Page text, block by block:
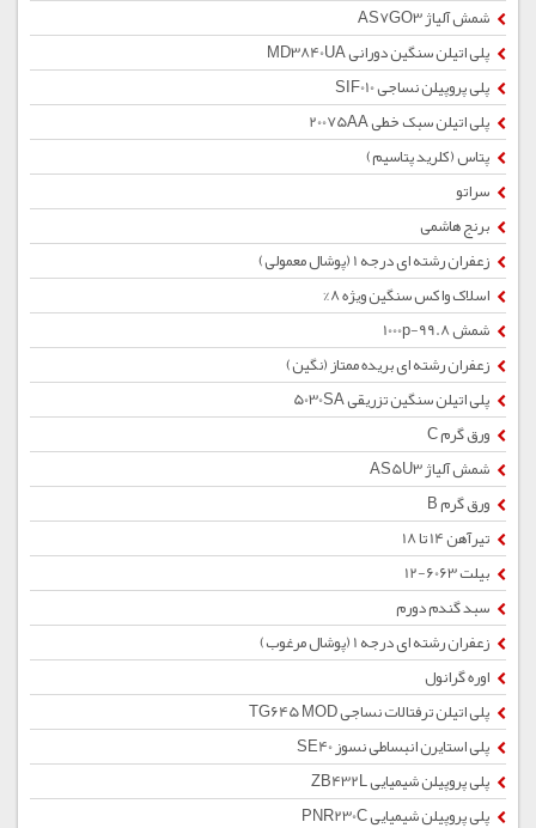
شمش آلیاژ AS7GO3
پلی اتیلن سنگین دورانی MD3840UA
پلی پروپیلن نساجی SIF010
پلی اتیلن سبک خطی 20075AA
پتاس (کلرید پتاسیم)
سراتو
برنج هاشمی
زعفران رشته ای درجه 1 (پوشال معمولی)
اسلاک واکس سنگین ویژه 8%
شمش 1000p-99.8
زعفران رشته ای بریده ممتاز (نگین)
پلی اتیلن سنگین تزریقی 5030SA
ورق گرم C
شمش آلیاژ AS5U3
ورق گرم B
تیرآهن 14 تا 18
بیلت 6063-12
سبد گندم دورم
زعفران رشته ای درجه 1 (پوشال مرغوب)
اوره گرانول
پلی اتیلن ترفتالات نساجی TG645 MOD
پلی استایرن انبساطی نسوز SE40
پلی پروپیلن شیمیایی ZB432L
پلی پروپیلن شیمیایی PNR230C